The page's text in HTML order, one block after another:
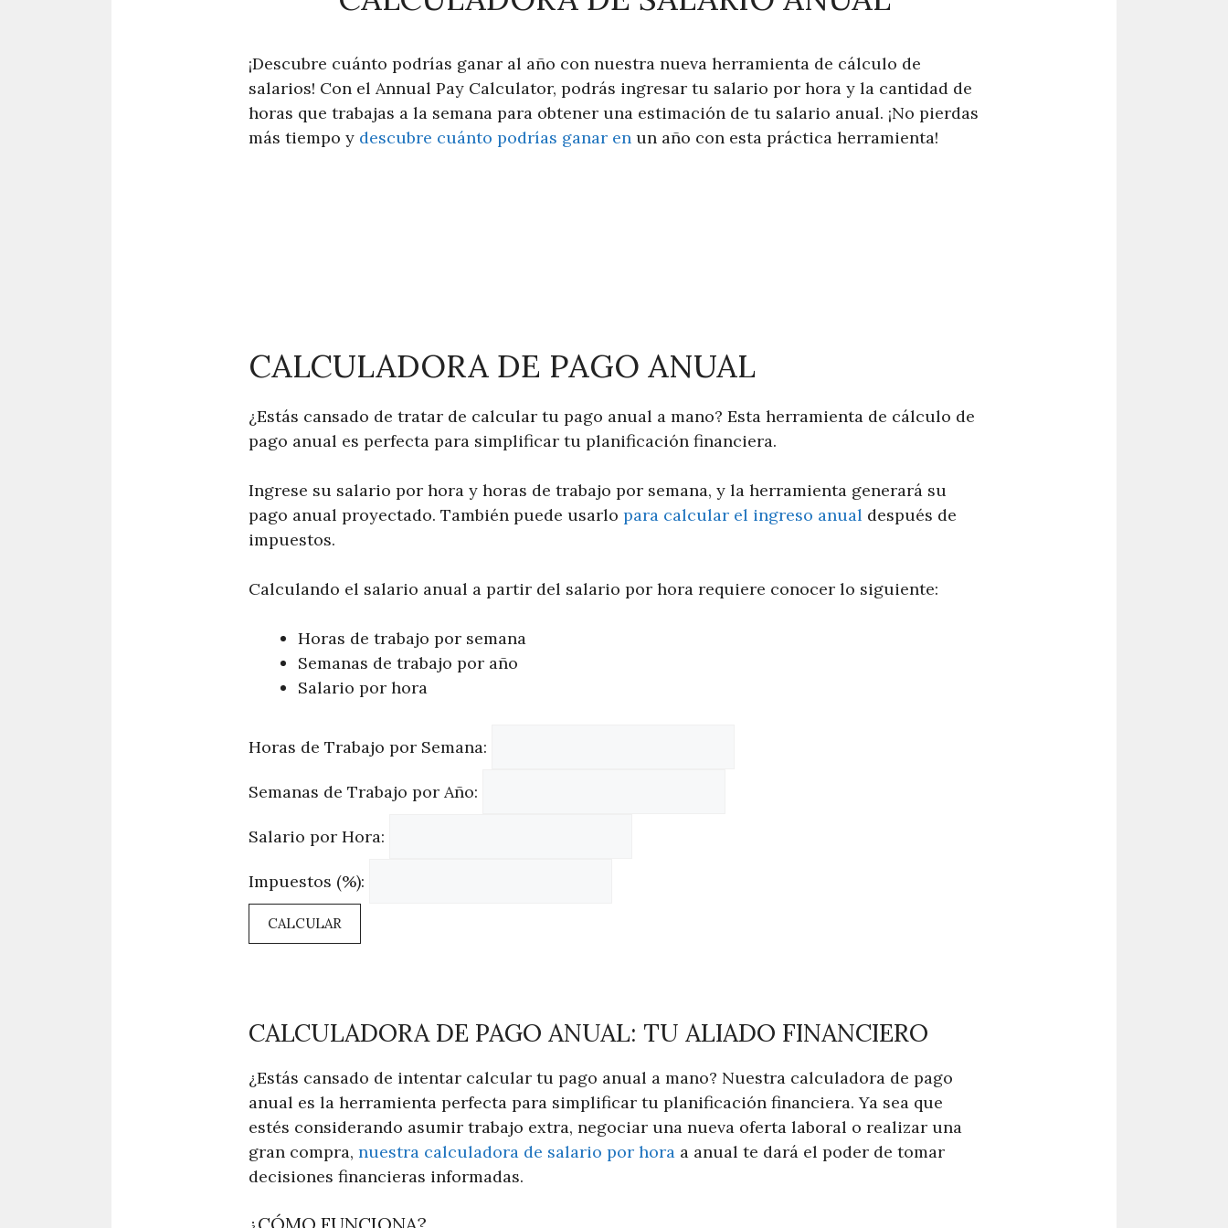
¡Descubre cuánto podrías ganar al año con nuestra nueva herramienta de cálculo de
salarios! Con el Annual Pay Calculator, podrás ingresar tu salario por hora y la cantidad de
horas que trabajas a la semana para obtener una estimación de tu salario anual. ¡No pierdas
más tiempo y descubre cuánto podrías ganar en un año con esta práctica herramienta!
CALCULADORA DE PAGO ANUAL
¿Estás cansado de tratar de calcular tu pago anual a mano? Esta herramienta de cálculo de
pago anual es perfecta para simplificar tu planificación financiera.
Ingrese su salario por hora y horas de trabajo por semana, y la herramienta generará su
pago anual proyectado. También puede usarlo para calcular el ingreso anual después de
impuestos.
Calculando el salario anual a partir del salario por hora requiere conocer lo siguiente:
Horas de trabajo por semana
Semanas de trabajo por año
Salario por hora
Horas de Trabajo por Semana:
Semanas de Trabajo por Año:
Salario por Hora:
Impuestos (%):
CALCULAR
CALCULADORA DE PAGO ANUAL: TU ALIADO FINANCIERO
¿Estás cansado de intentar calcular tu pago anual a mano? Nuestra calculadora de pago
anual es la herramienta perfecta para simplificar tu planificación financiera. Ya sea que
estés considerando asumir trabajo extra, negociar una nueva oferta laboral o realizar una
gran compra, nuestra calculadora de salario por hora a anual te dará el poder de tomar
decisiones financieras informadas.